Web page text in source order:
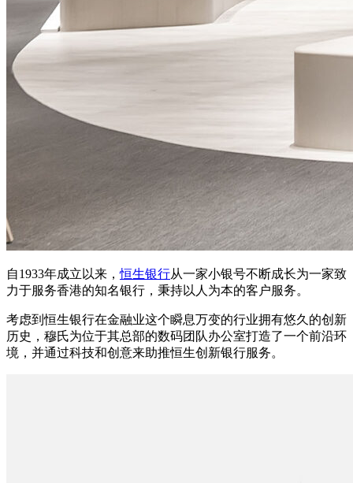
自1933年成立以来，恒生银行从一家小银号不断成长为一家致
力于服务香港的知名银行，秉持以人为本的客户服务。
考虑到恒生银行在金融业这个瞬息万变的行业拥有悠久的创新
历史，穆氏为位于其总部的数码团队办公室打造了一个前沿环
境，并通过科技和创意来助推恒生创新银行服务。